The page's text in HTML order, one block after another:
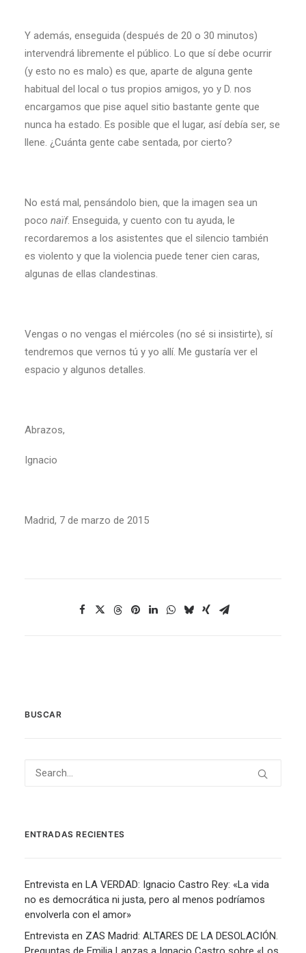
Y además, enseguida (después de 20 o 30 minutos)
intervendrá libremente el público. Lo que sí debe ocurrir
(y esto no es malo) es que, aparte de alguna gente
habitual del local o tus propios amigos, yo y D. nos
encargamos que pise aquel sitio bastante gente que
nunca ha estado. Es posible que el lugar, así debía ser, se
llene. ¿Cuánta gente cabe sentada, por cierto?
No está mal, pensándolo bien, que la imagen sea un
poco naïf. Enseguida, y cuento con tu ayuda, le
recordaremos a los asistentes que el silencio también
es violento y que la violencia puede tener cien caras,
algunas de ellas clandestinas.
Vengas o no vengas el miércoles (no sé si insistirte), sí
tendremos que vernos tú y yo allí. Me gustaría ver el
espacio y algunos detalles.
Abrazos,
Ignacio
Madrid, 7 de marzo de 2015
BUSCAR
ENTRADAS RECIENTES
Entrevista en LA VERDAD: Ignacio Castro Rey: «La vida
no es democrática ni justa, pero al menos podríamos
envolverla con el amor»
Entrevista en ZAS Madrid: ALTARES DE LA DESOLACIÓN.